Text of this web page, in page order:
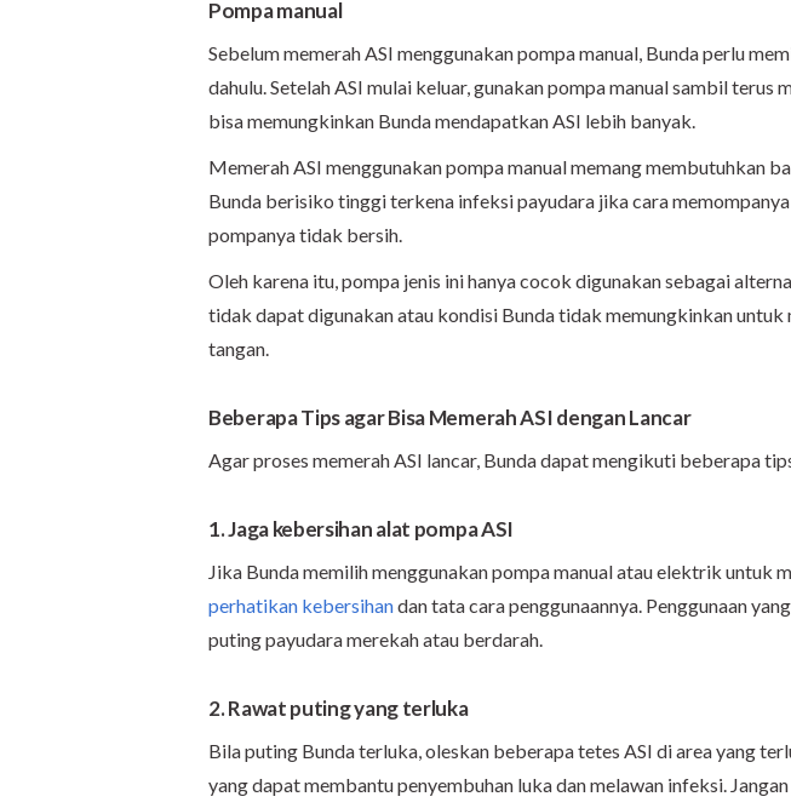
Pompa manual
Sebelum memerah ASI menggunakan pompa manual, Bunda perlu
dahulu. Setelah ASI mulai keluar, gunakan pompa manual sambil terus
bisa memungkinkan Bunda mendapatkan ASI lebih banyak.
Memerah ASI menggunakan pompa manual memang membutuhkan
Bunda berisiko tinggi terkena infeksi payudara jika cara
pompanya tidak bersih.
Oleh karena itu, pompa jenis ini hanya cocok digunakan sebagai
tidak dapat digunakan atau kondisi Bunda tidak memungkinkan untuk
tangan.
Beberapa Tips agar Bisa Memerah ASI dengan Lancar
Agar proses memerah ASI lancar, Bunda dapat mengikuti beberapa
1. Jaga kebersihan alat pompa ASI
Jika Bunda memilih menggunakan pompa manual atau elektrik untuk
perhatikan kebersihandan tata cara penggunaannya. Penggunaan
puting payudara merekah atau berdarah.
2. Rawat puting yang terluka
Bila puting Bunda terluka, oleskan beberapa tetes ASI di area yang
yang dapat membantu penyembuhan luka dan melawan infeksi.